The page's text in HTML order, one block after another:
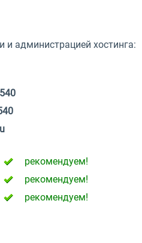
администрацией хостинга:
рекомендуем!
рекомендуем!
рекомендуем!